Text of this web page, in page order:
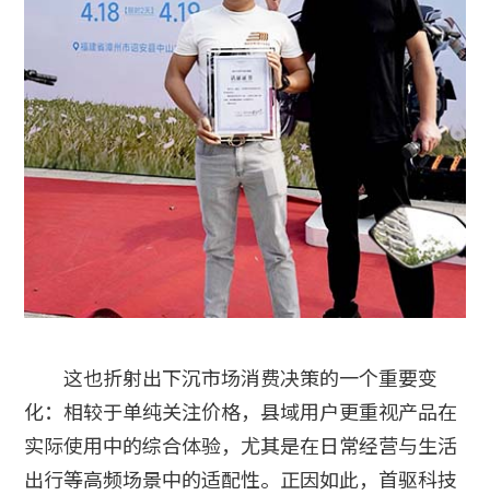
这也折射出下沉市场消费决策的一个重要变
化：相较于单纯关注价格，县域用户更重视产品在
实际使用中的综合体验，尤其是在日常经营与生活
出行等高频场景中的适配性。正因如此，首驱科技